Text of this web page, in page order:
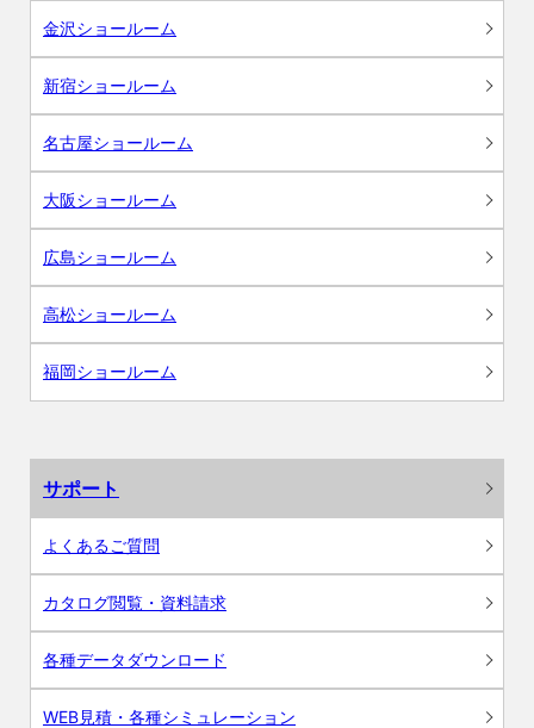
金沢ショールーム
新宿ショールーム
名古屋ショールーム
大阪ショールーム
広島ショールーム
高松ショールーム
福岡ショールーム
サポート
よくあるご質問
カタログ閲覧・資料請求
各種データダウンロード
WEB見積・各種シミュレーション